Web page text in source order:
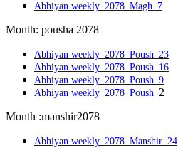
Abhiyan weekly_2078_Magh_7
Month: pousha 2078
Abhiyan weekly_2078_Poush_23
Abhiyan weekly_2078_Poush_16
Abhiyan weekly_2078_Poush_9
Abhiyan weekly_2078_Poush_ 2
Month :manshir2078
Abhiyan weekly_2078_Manshir_24